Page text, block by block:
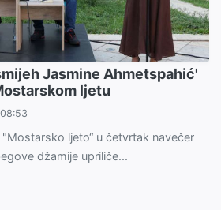
Jasmine Ahmetspahić'
ljetu
ljeto“ u četvrtak navečer
džamije upriliče...